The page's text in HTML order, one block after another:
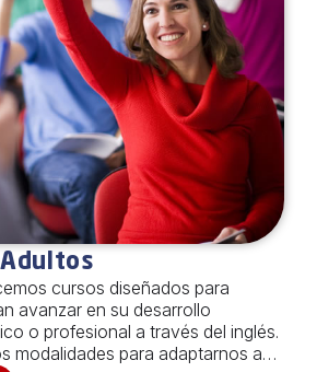
cursos diseñados para
avanzar en su desarrollo
o profesional a través del inglés.
modalidades para adaptarnos a